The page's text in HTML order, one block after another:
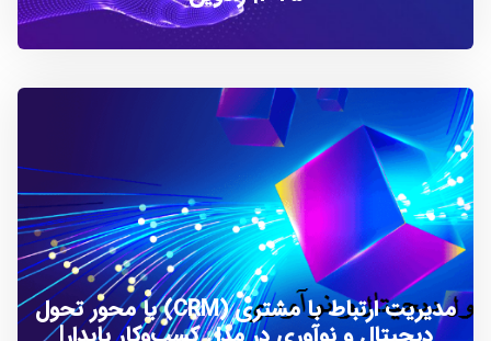
مدیریت ارتباط با مشتری (CRM) با محور تحول